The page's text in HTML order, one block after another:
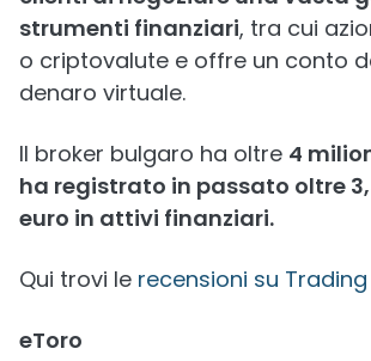
strumenti finanziari, tra cui
o criptovalute e offre un conto
denaro virtuale.
Il broker bulgaro ha oltre 4
ha registrato in passato oltre
euro in attivi finanziari.
Qui trovi le recensioni su Trading
eToro